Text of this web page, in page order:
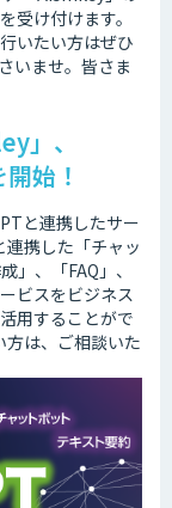
受け付けます。
いたい方はぜひ
いませ。皆さま
」、
始！
と連携したサー
携した「チャッ
」、「FAQ」、
ビスをビジネス
用することがで
は、ご相談いた